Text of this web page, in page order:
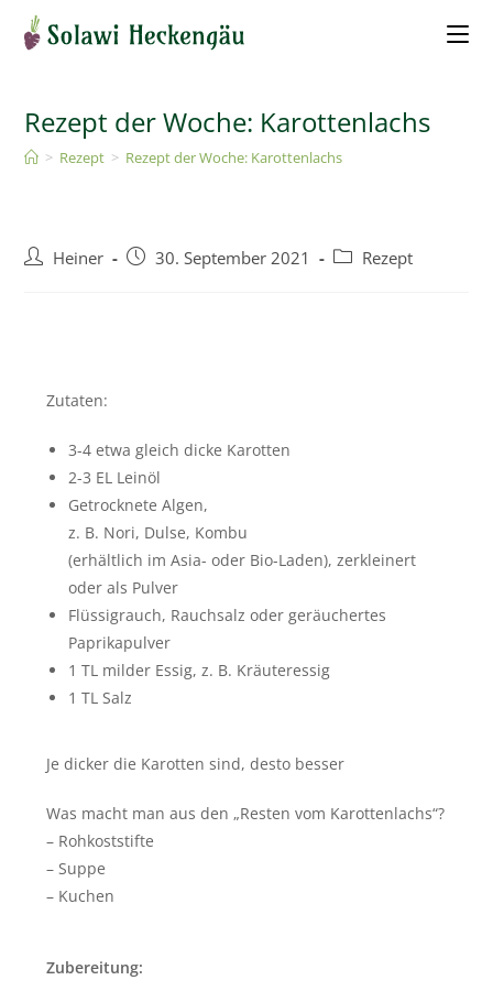
Rezept der Woche: Karottenlachs
> Rezept > Rezept der Woche: Karottenlachs
Heiner 30. September 2021 Rezept
Zutaten:
3-4 etwa gleich dicke Karotten
2-3 EL Leinöl
Getrocknete Algen,
z. B. Nori, Dulse, Kombu
(erhältlich im Asia- oder Bio-Laden), zerkleinert
oder als Pulver
Flüssigrauch, Rauchsalz oder geräuchertes
Paprikapulver
1 TL milder Essig, z. B. Kräuteressig
1 TL Salz
Je dicker die Karotten sind, desto besser
Was macht man aus den „Resten vom Karottenlachs“?
– Rohkoststifte
– Suppe
– Kuchen
Zubereitung: